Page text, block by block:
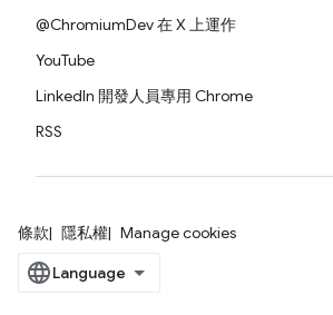
@ChromiumDev 在 X 上運作
YouTube
LinkedIn 開發人員專用 Chrome
RSS
條款 隱私權 Manage cookies